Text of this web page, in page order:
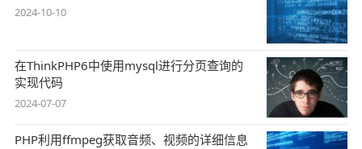
2024-10-10
在ThinkPHP6中使用mysql进行分页查询的
实现代码
2024-07-07
PHP利用ffmpeg获取音频、视频的详细信息